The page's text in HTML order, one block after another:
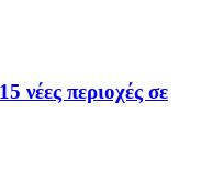
νέες περιοχές σε